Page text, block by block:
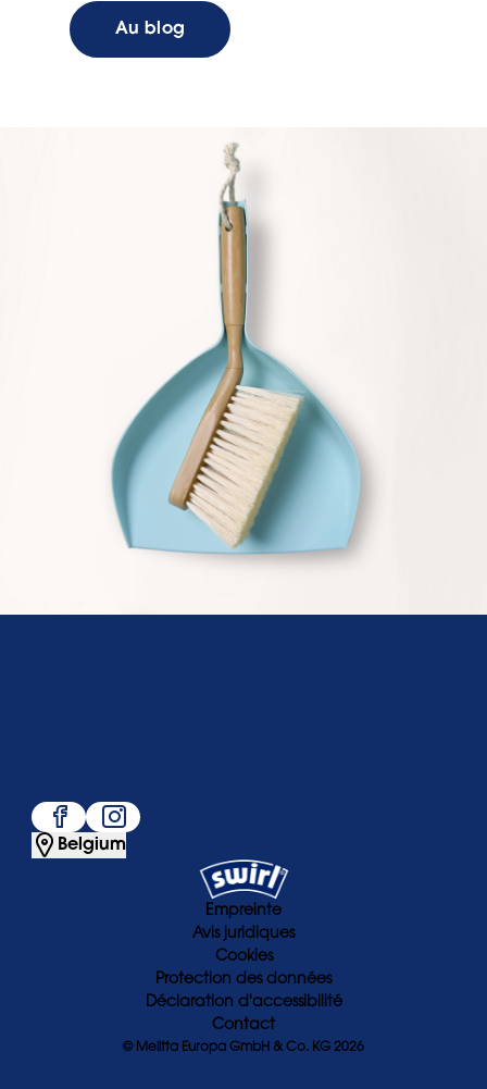
Au blog
Belgium
© Melitta Europa GmbH & Co. KG 2026
Empreinte
Avis juridiques
Cookies
Protection des données
Déclaration d'accessibilité
Contact